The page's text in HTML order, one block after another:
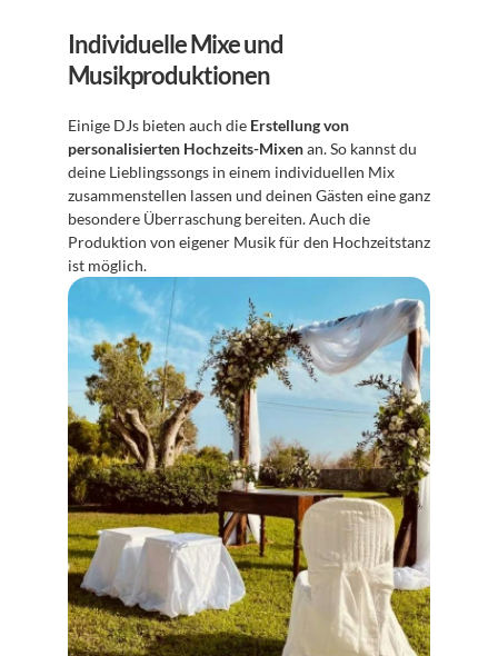
Individuelle Mixe und
Musikproduktionen
Einige DJs bieten auch die Erstellung von
personalisierten Hochzeits-Mixen an. So kannst du
deine Lieblingssongs in einem individuellen Mix
zusammenstellen lassen und deinen Gästen eine ganz
besondere Überraschung bereiten. Auch die
Produktion von eigener Musik für den Hochzeitstanz
ist möglich.